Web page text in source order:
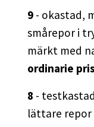
9 - okastad,
smårepor i
märkt med
ordinarie pris
8 -
lättare repor